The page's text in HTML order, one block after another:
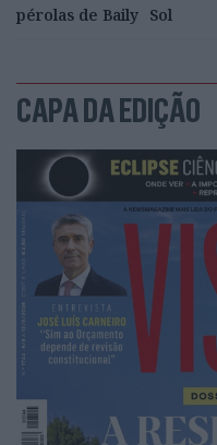
pérolas de Baily Sol
CAPA DA EDIÇÃO